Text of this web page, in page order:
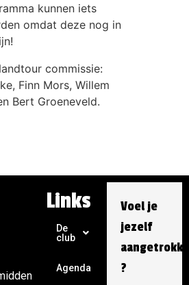
kunnen iets
omdat deze nog in
commissie:
Finn Mors, Willem
Bert Groeneveld.
Links
De
club
Agenda
Voel je
jezelf
?